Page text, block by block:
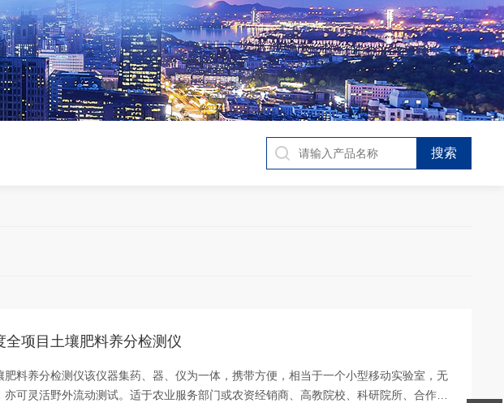
全项目土壤肥料养分检测仪
肥料养分检测仪该仪器集药、器、仪为一体，携带方便，相当于一个小型移动实验室，无
亦可灵活野外流动测试。适于农业服务部门或农资经销商、高教院校、科研院所、合作